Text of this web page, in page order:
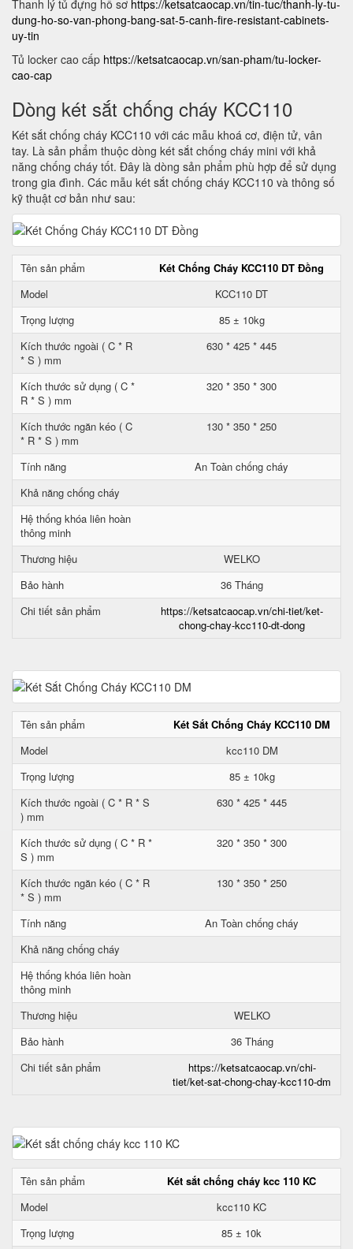
Thanh lý tủ đựng hồ sơ https://ketsatcaocap.vn/tin-tuc/thanh-ly-tu-
dung-ho-so-van-phong-bang-sat-5-canh-fire-resistant-cabinets-
uy-tin
Tủ locker cao cấp https://ketsatcaocap.vn/san-pham/tu-locker-
cao-cap
Dòng két sắt chống cháy KCC110
Két sắt chống cháy KCC110 với các mẫu khoá cơ, điện tử, vân
tay. Là sản phẩm thuộc dòng két sắt chống cháy mini với khả
năng chống cháy tốt. Đây là dòng sản phẩm phù hợp để sử dụng
trong gia đình. Các mẫu két sắt chống cháy KCC110 và thông số
kỹ thuật cơ bản như sau:
Tên sản phẩm
Két Chống Cháy KCC110 DT Đồng
Model
KCC110 DT
Trọng lượng
85 ± 10kg
Kích thước ngoài ( C * R
* S ) mm
630 * 425 * 445
Kích thước sử dụng ( C *
R * S ) mm
320 * 350 * 300
Kích thước ngăn kéo ( C
* R * S ) mm
130 * 350 * 250
Tính năng
An Toàn chống cháy
Khả năng chống cháy
Hệ thống khóa liên hoàn
thông minh
Thương hiệu
WELKO
Bảo hành
36 Tháng
Chi tiết sản phẩm
https://ketsatcaocap.vn/chi-tiet/ket-
chong-chay-kcc110-dt-dong
Tên sản phẩm
Két Sắt Chống Cháy KCC110 DM
Model
kcc110 DM
Trọng lượng
85 ± 10kg
Kích thước ngoài ( C * R * S
) mm
630 * 425 * 445
Kích thước sử dụng ( C * R *
S ) mm
320 * 350 * 300
Kích thước ngăn kéo ( C * R
* S ) mm
130 * 350 * 250
Tính năng
An Toàn chống cháy
Khả năng chống cháy
Hệ thống khóa liên hoàn
thông minh
Thương hiệu
WELKO
Bảo hành
36 Tháng
Chi tiết sản phẩm
https://ketsatcaocap.vn/chi-
tiet/ket-sat-chong-chay-kcc110-dm
Tên sản phẩm
Két sắt chống cháy kcc 110 KC
Model
kcc110 KC
Trọng lượng
85 ± 10k